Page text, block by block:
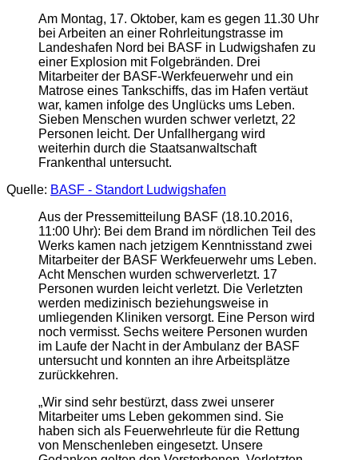
Am Montag, 17. Oktober, kam es gegen 11.30 Uhr
bei Arbeiten an einer Rohrleitungstrasse im
Landeshafen Nord bei BASF in Ludwigshafen zu
einer Explosion mit Folgebränden. Drei
Mitarbeiter der BASF-Werkfeuerwehr und ein
Matrose eines Tankschiffs, das im Hafen vertäut
war, kamen infolge des Unglücks ums Leben.
Sieben Menschen wurden schwer verletzt, 22
Personen leicht. Der Unfallhergang wird
weiterhin durch die Staatsanwaltschaft
Frankenthal untersucht.
Quelle: BASF - Standort Ludwigshafen
Aus der Pressemitteilung BASF (18.10.2016,
11:00 Uhr): Bei dem Brand im nördlichen Teil des
Werks kamen nach jetzigem Kenntnisstand zwei
Mitarbeiter der BASF Werkfeuerwehr ums Leben.
Acht Menschen wurden schwerverletzt. 17
Personen wurden leicht verletzt. Die Verletzten
werden medizinisch beziehungsweise in
umliegenden Kliniken versorgt. Eine Person wird
noch vermisst. Sechs weitere Personen wurden
im Laufe der Nacht in der Ambulanz der BASF
untersucht und konnten an ihre Arbeitsplätze
zurückkehren.
„Wir sind sehr bestürzt, dass zwei unserer
Mitarbeiter ums Leben gekommen sind. Sie
haben sich als Feuerwehrleute für die Rettung
von Menschenleben eingesetzt. Unsere